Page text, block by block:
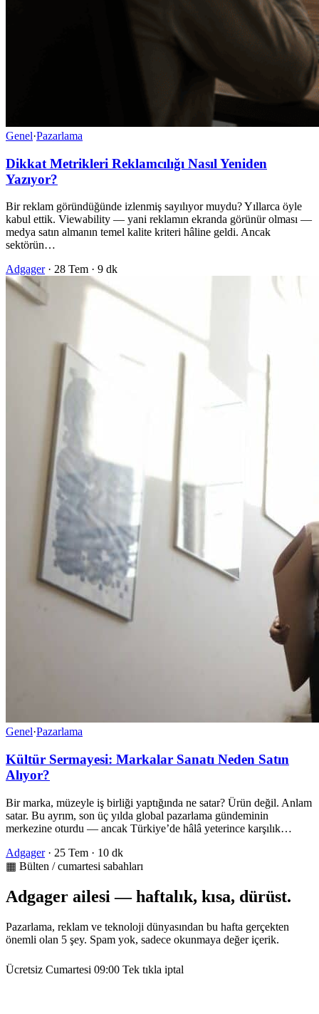
Genel·Pazarlama
Dikkat Metrikleri Reklamcılığı Nasıl Yeniden
Yazıyor?
Bir reklam göründüğünde izlenmiş sayılıyor muydu? Yıllarca öyle
kabul ettik. Viewability — yani reklamın ekranda görünür olması —
medya satın almanın temel kalite kriteri hâline geldi. Ancak
sektörün…
Adgager · 28 Tem · 9 dk
Genel·Pazarlama
Kültür Sermayesi: Markalar Sanatı Neden Satın
Alıyor?
Bir marka, müzeyle iş birliği yaptığında ne satar? Ürün değil. Anlam
satar. Bu ayrım, son üç yılda global pazarlama gündeminin
merkezine oturdu — ancak Türkiye’de hâlâ yeterince karşılık…
Adgager · 25 Tem · 10 dk
▦ Bülten / cumartesi sabahları
Adgager ailesi — haftalık, kısa, dürüst.
Pazarlama, reklam ve teknoloji dünyasından bu hafta gerçekten
önemli olan 5 şey. Spam yok, sadece okunmaya değer içerik.
Ücretsiz Cumartesi 09:00 Tek tıkla iptal